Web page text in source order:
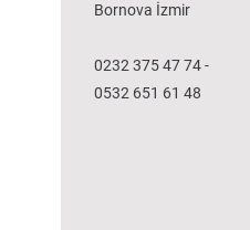
Bornova İzmir
0232 375 47 74 -
0532 651 61 48